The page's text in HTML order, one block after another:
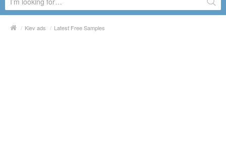
/ Kiev ads / Latest Free Samples